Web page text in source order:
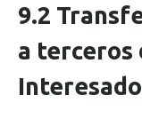
9.2
a terceros